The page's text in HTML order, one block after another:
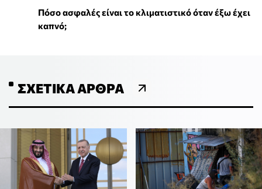
Πόσο ασφαλές είναι το κλιματιστικό όταν έξω έχει
καπνό;
ΣΧΕΤΙΚΆ ΆΡΘΡΑ